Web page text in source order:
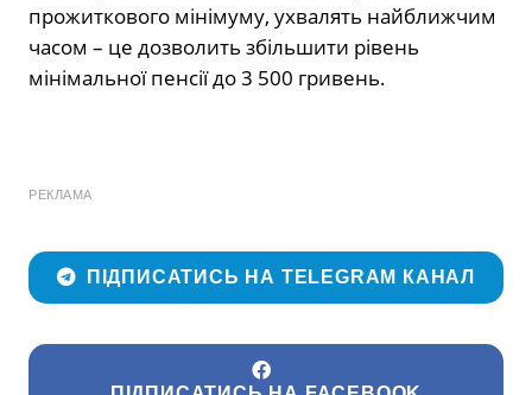
прожиткового мінімуму, ухвалять найближчим
часом – це дозволить збільшити рівень
мінімальної пенсії до 3 500 гривень.
РЕКЛАМА
ПІДПИСАТИСЬ НА TELEGRAM КАНАЛ